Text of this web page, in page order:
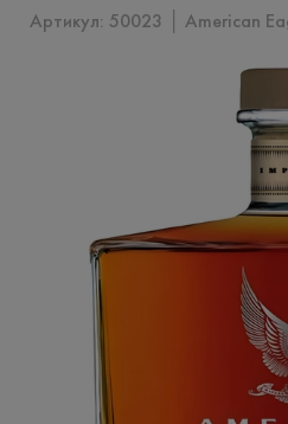
Артикул: 50023 │ American